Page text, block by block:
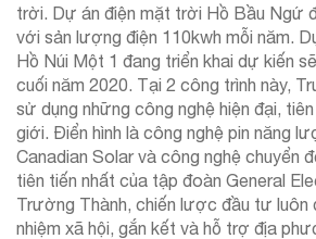
trời. Dự án điện mặt trời Hồ Bầu Ngứ
với sản lượng điện 110kwh mỗi năm.
Hồ Núi Một 1 đang triển khai dự kiến
cuối năm 2020. Tại 2 công trình này,
sử dụng những công nghệ hiện đại,
giới. Điển hình là công nghệ pin năng
Canadian Solar và công nghệ chuyển
tiên tiến nhất của tập đoàn General
Trường Thành, chiến lược đầu tư luôn
nhiệm xã hội, gắn kết và hỗ trợ địa